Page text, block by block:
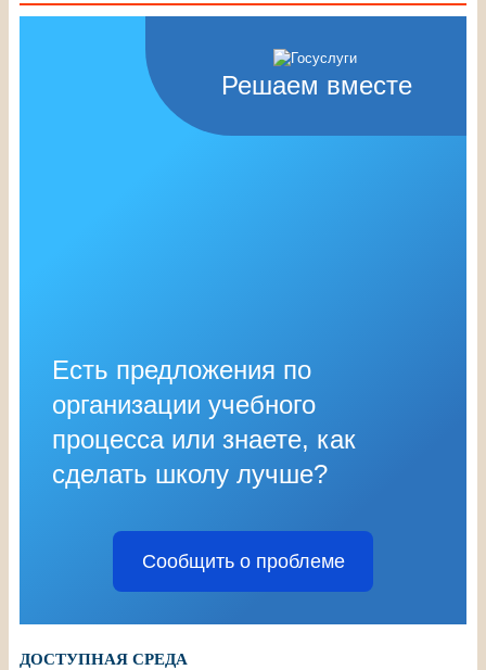
Решаем вместе
Есть предложения по
организации учебного
процесса или знаете, как
сделать школу лучше?
Сообщить о проблеме
ДОСТУПНАЯ СРЕДА